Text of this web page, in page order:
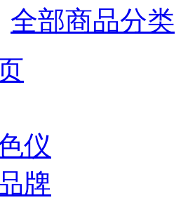
全部商品分类
仪
牌